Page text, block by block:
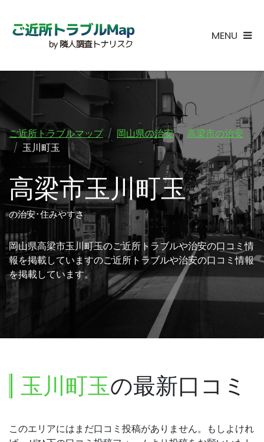
MENU
ご近所トラブルマップ 岡山県の治安
高梁市の治安
玉川町玉
高梁市玉川町玉
の治安･住みやすさ
岡山県高梁市玉川町玉のご近所トラブルや治安の口コミ情
報を掲載していますのご近所トラブルや治安の口コミ情報
を掲載しています。
玉川町玉の最新口コミ
このエリアにはまだ口コミ投稿がありません。もしよけれ